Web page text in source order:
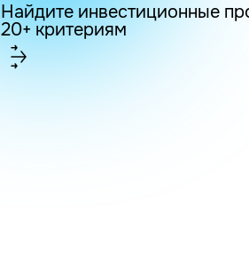
Найдите инвестиционные
20+ критериям